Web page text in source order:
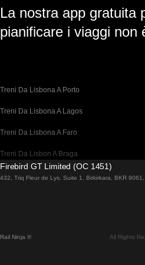
La nostra app gratuita
pianificare i viaggi non
Treni Da Lisbona A Porto
Treni Da Lisbona A Lagos
Treni Da Lisbona A Faro
Treni Da Lisbon A Braga
Treni Da Barcellona A Madrid
Treni Da Madrid A Siviglia
Firebird GT Limited (OC 1451)
432, Triq Fleur de Lys, Suite 1, Birkirkara, BKR 9061,
Rail Ninja ® All Rights